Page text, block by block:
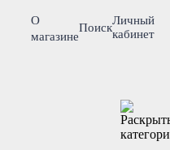
О
магазине
Поиск
Личный
кабинет